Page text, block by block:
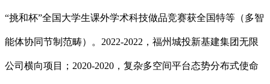
“挑和杯”全国大学生课外学术科技做品竞赛获全国特等（多智
能体协同节制范畴）。2022-2022，福州城投新基建集团无限
公司横向项目；2020-2020，复杂多空间平台态势分布式使命